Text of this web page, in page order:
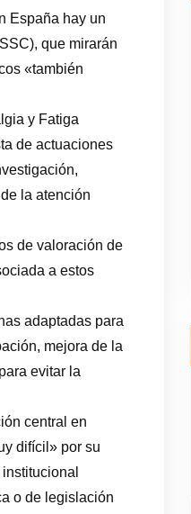
España hay un
que mirarán
«también
y Fatiga
de actuaciones
la atención
de valoración de
a estos
adaptadas para
mejora de la
evitar la
central en
difícil» por su
o de legislación